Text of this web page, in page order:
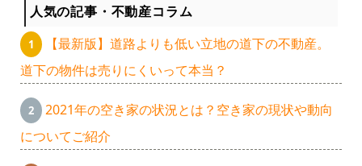
人気の記事・不動産コラム
【最新版】道路よりも低い立地の道下の不動産。
道下の物件は売りにくいって本当？
2021年の空き家の状況とは？空き家の現状や動向
についてご紹介